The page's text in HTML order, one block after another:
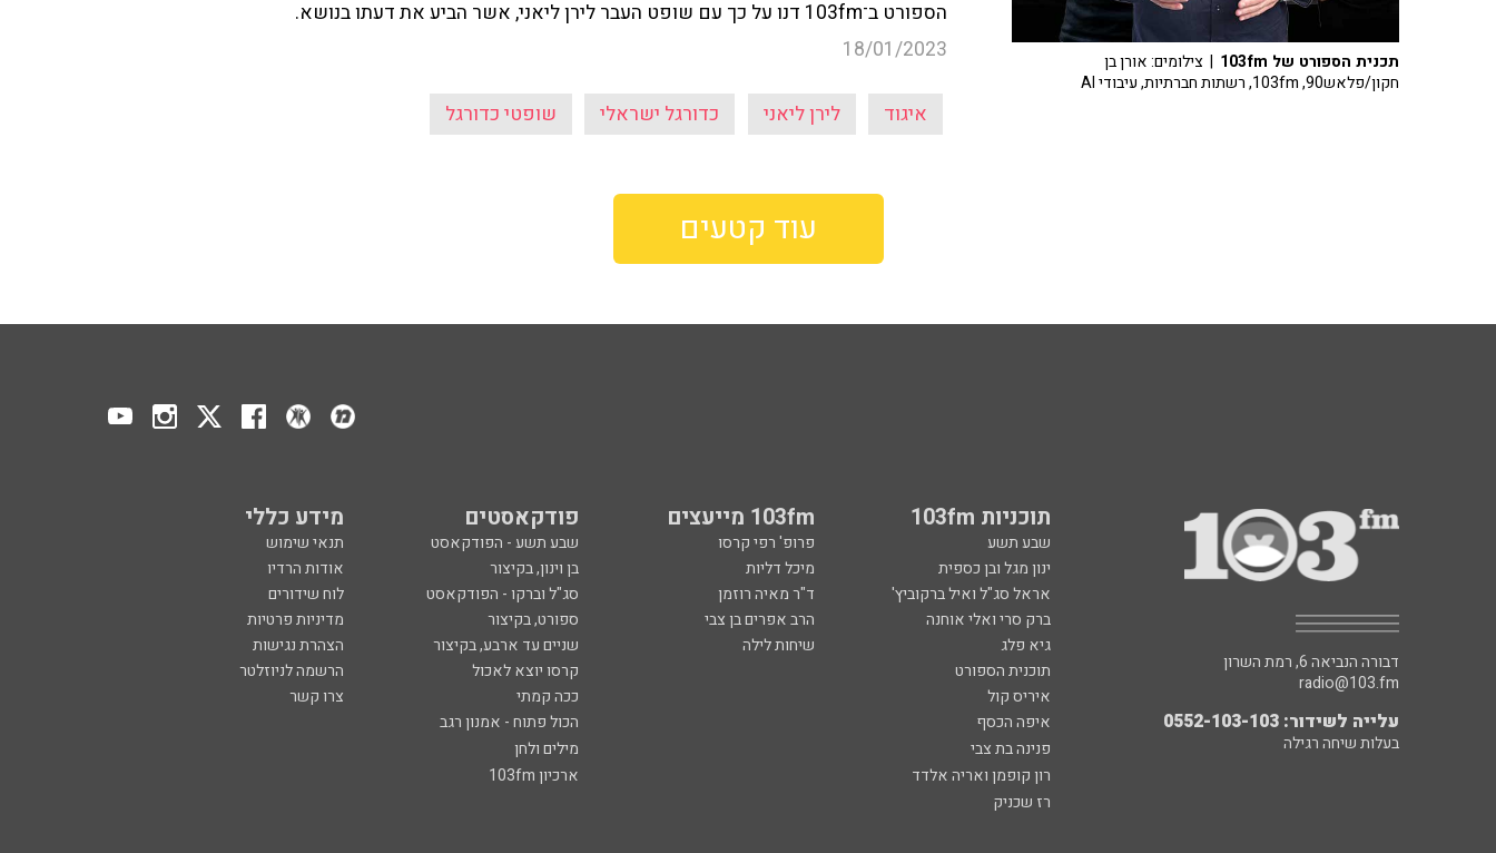
הספורט ב־103fm דנו על כך עם שופט העבר לירן ליאני, אשר הביע את דעתו בנושא.
18/01/2023
איגוד לירן ליאני כדורגל ישראלי שופטי כדורגל
תכנית הספורט של 103fm
| צילומים: אורן בן
חקון/פלאש90, 103fm, רשתות חברתיות, עיבודי AI
עוד קטעים
תוכניות 103fm 103fm מייעצים פודקאסטים מידע כללי
שבע תשע פרופ' רפי קרסו שבע תשע - הפודקאסט
תנאי שימוש
ינון מגל ובן כספית
מיכל דליות בן וינון, בקיצור
אודות הרדיו
אראל סג"ל ואיל ברקוביץ'
ד"ר מאיה רוזמן סג"ל וברקו - הפודקאסט
לוח שידורים
ברק סרי ואלי אוחנה
הרב אפרים בן צבי ספורט, בקיצור
מדיניות פרטיות
גיא פלג
שיחות לילה שניים עד ארבע, בקיצור
הצהרת נגישות
תוכנית הספורט
קרסו יוצא לאכול
הרשמה לניוזלטר
איריס קול
ככה קמתי
צרו קשר
איפה הכסף
הכול פתוח - אמנון רגב
פנינה בת צבי
מילים ולחן
רון קופמן ואריה אלדד
ארכיון 103fm
רז שכניק
דבורה הנביאה 6, רמת השרון
radio@103.fm
עלייה לשידור: 0552-103-103
בעלות שיחה רגילה